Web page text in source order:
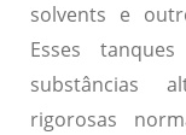
solvents e
Esses
substâncias
rigorosas